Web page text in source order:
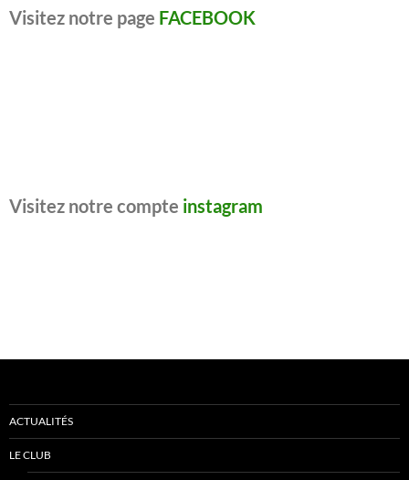
Visitez notre page FACEBOOK
Visitez notre compte instagram
ACTUALITÉS
LE CLUB